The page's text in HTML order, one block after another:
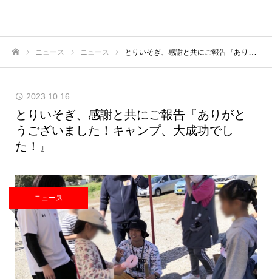
ニュース ニュース とりいそぎ、感謝と共にご報告『ありがとうございました！キャンプ、大成功でした！』
2023.10.16
とりいそぎ、感謝と共にご報告『ありがと
うございました！キャンプ、大成功でし
た！』
ニュース